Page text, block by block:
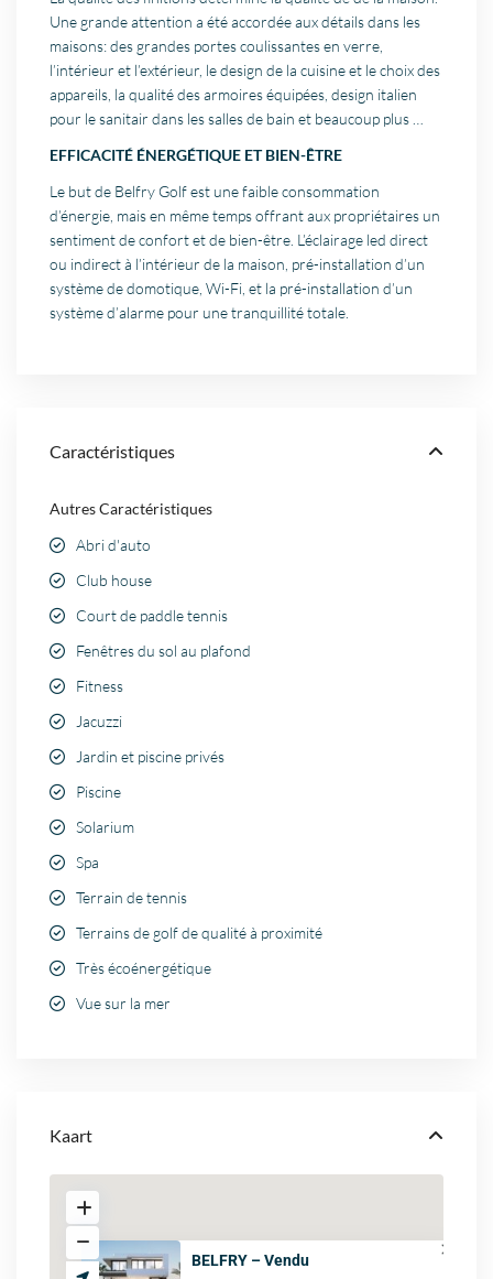
Une grande attention a été accordée aux détails dans les
maisons: des grandes portes coulissantes en verre,
l’intérieur et l’extérieur, le design de la cuisine et le choix des
appareils, la qualité des armoires équipées, design italien
pour le sanitair dans les salles de bain et beaucoup plus …
EFFICACITÉ ÉNERGÉTIQUE ET BIEN-ÊTRE
Le but de Belfry Golf est une faible consommation
d’énergie, mais en même temps offrant aux propriétaires un
sentiment de confort et de bien-être. L’éclairage led direct
ou indirect à l’intérieur de la maison, pré-installation d’un
système de domotique, Wi-Fi, et la pré-installation d’un
système d’alarme pour une tranquillité totale.
Caractéristiques
Autres Caractéristiques
Abri d'auto
Club house
Court de paddle tennis
Fenêtres du sol au plafond
Fitness
Jacuzzi
Jardin et piscine privés
Piscine
Solarium
Spa
Terrain de tennis
Terrains de golf de qualité à proximité
Très écoénergétique
Vue sur la mer
Kaart
BELFRY – Vendu